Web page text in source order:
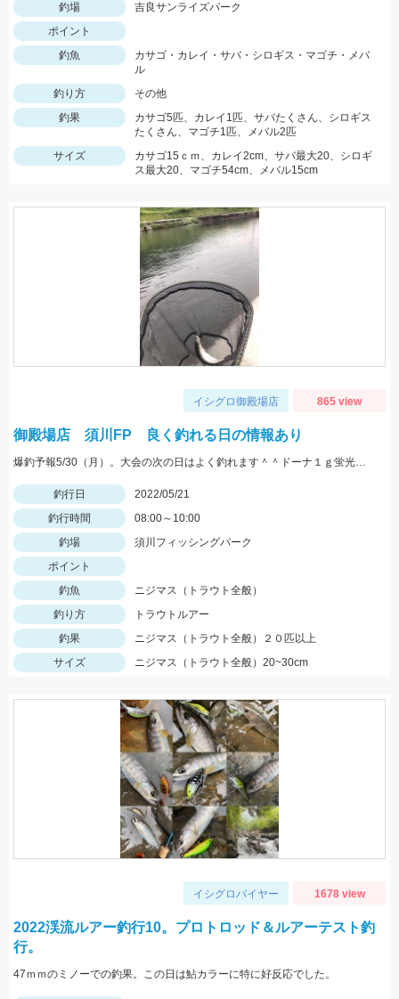
釣場
吉良サンライズパーク
ポイント
釣魚
カサゴ・カレイ・サバ・シロギス・マゴチ・メバ
ル
釣り方
その他
釣果
カサゴ5匹、カレイ1匹、サバたくさん、シロギス
たくさん、マゴチ1匹、メバル2匹
サイズ
カサゴ15ｃｍ、カレイ2cm、サバ最大20、シロギ
ス最大20、マゴチ54cm、メバル15cm
イシグロ御殿場店 865 view
御殿場店 須川FP 良く釣れる日の情報あり
爆釣予報5/30（月）。大会の次の日はよく釣れます＾＾ドーナ１ｇ蛍光ザキヤマメやミノーなどがオススメ。
釣行日
2022/05/21
釣行時間
08:00～10:00
釣場
須川フィッシングパーク
ポイント
釣魚
ニジマス（トラウト全般）
釣り方
トラウトルアー
釣果
ニジマス（トラウト全般）２０匹以上
サイズ
ニジマス（トラウト全般）20~30cm
イシグロバイヤー 1678 view
2022渓流ルアー釣行10。プロトロッド＆ルアーテスト釣
行。
47ｍｍのミノーでの釣果。この日は鮎カラーに特に好反応でした。